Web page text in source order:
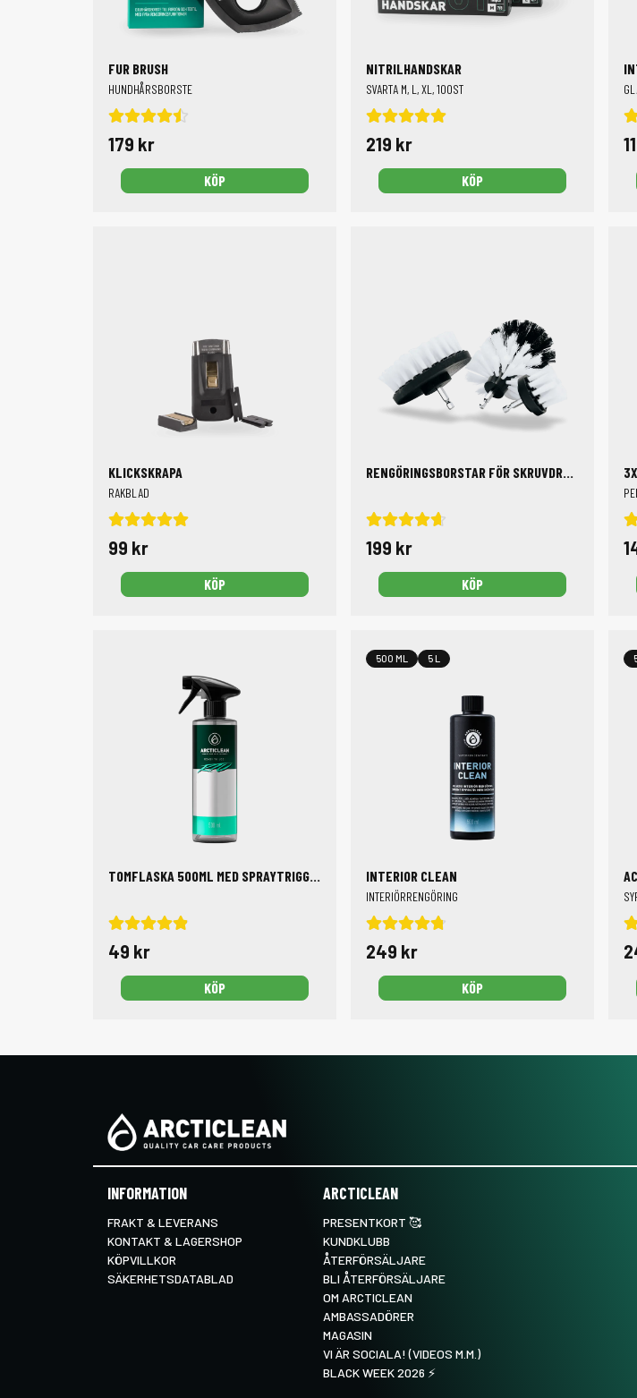
FUR BRUSH
HUNDHÅRSBORSTE
179 kr
KÖP
NITRILHANDSKAR
SVARTA M, L, XL, 100ST
219 kr
KÖP
KLICKSKRAPA
RAKBLAD
99 kr
KÖP
RENGÖRINGSBORSTAR FÖR SKRUVDRAGARE 3-PACK
199 kr
KÖP
TOMFLASKA 500ML MED SPRAYTRIGGER OCH MÅTTABELL
49 kr
KÖP
INTERIOR CLEAN
INTERIÖRRENGÖRING
249 kr
KÖP
500 ML 5 L
INFORMATION
FRAKT & LEVERANS
KONTAKT & LAGERSHOP
KÖPVILLKOR
SÄKERHETSDATABLAD
ARCTICLEAN
PRESENTKORT 🥰
KUNDKLUBB
ÅTERFÖRSÄLJARE
BLI ÅTERFÖRSÄLJARE
OM ARCTICLEAN
AMBASSADÖRER
MAGASIN
VI ÄR SOCIALA! (VIDEOS M.M.)
BLACK WEEK 2026 ⚡️